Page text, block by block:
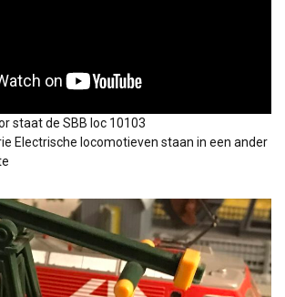
staat de SBB loc 10103
Electrische locomotieven staan in een ander